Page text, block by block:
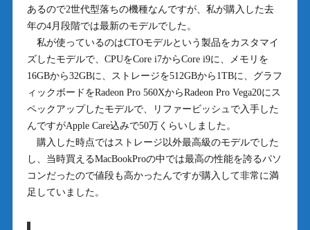
あるので2世代型落ちの機種なんですが、私が購入した去
年の4月段階では最新のモデルでした。
私が使っているのはCTOモデルという製品をカスタマイ
ズしたモデルで、CPUをCore i7からCore i9に、メモリを
16GBから32GBに、ストレージを512GBから1TBに、グラフ
ィックボードをRadeon Pro 560XからRadeon Pro Vega20にス
ペックアップしたモデルで、リファービッシュで入手した
んですがApple Care込みで50万くらいしました。
購入した時点ではストレージ以外最高級のモデルでした
し、当時買えるMacBookProの中では最高の性能を誇るパソ
コンだったので値段も高かったんですが購入して非常に満
足していました。